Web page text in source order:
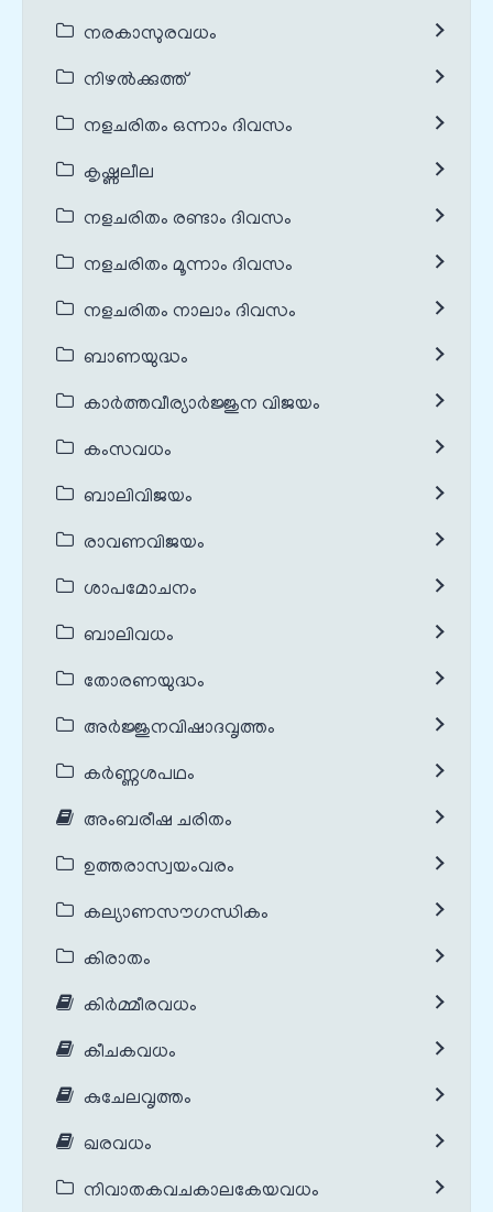
നരകാസുരവധം
നിഴൽക്കുത്ത്
നളചരിതം ഒന്നാം ദിവസം
കൃഷ്ണലീല
നളചരിതം രണ്ടാം ദിവസം
നളചരിതം മൂന്നാം ദിവസം
നളചരിതം നാലാം ദിവസം
ബാണയുദ്ധം
കാർത്തവീര്യാർജ്ജുന വിജയം
കംസവധം
ബാലിവിജയം
രാവണവിജയം
ശാപമോചനം
ബാലിവധം
തോരണയുദ്ധം
അർജ്ജുനവിഷാദവൃത്തം
കർണ്ണശപഥം
അംബരീഷ ചരിതം
ഉത്തരാസ്വയംവരം
കല്യാണസൗഗന്ധികം
കിരാതം
കിർമ്മീരവധം
കീചകവധം
കുചേലവൃത്തം
ഖരവധം
നിവാതകവചകാലകേയവധം